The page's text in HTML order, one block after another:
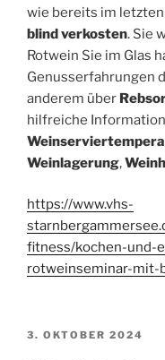
wie bereits im letzten
blind verkosten. Sie
Rotwein Sie im Glas
Genusserfahrungen
anderem über
hilfreiche
Weinlagerung,
https://www.vhs-
fitness/kochen-und-
rotweinseminar-
VERÖFFENTLICHT
3. OKTOBER 2024